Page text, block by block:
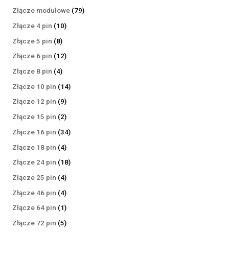
produkty
Złącze modułowe 7979
Złącze 4 pin 1010
Złącze 5 pin 88
produktów
Złącze 6 pin 1212
Złącze 8 pin 44
produkty
Złącze 10 pin 1414
Złącze 12 pin 99
produktów
Złącze 15 pin 22
produkty
Złącze 16 pin 3434
Złącze 18 pin 44
produkty
Złącze 24 pin 1818
Złącze 25 pin 44
produkty
Złącze 46 pin 44
produkty
Złącze 64 pin 11
produkt
Złącze 72 pin 55